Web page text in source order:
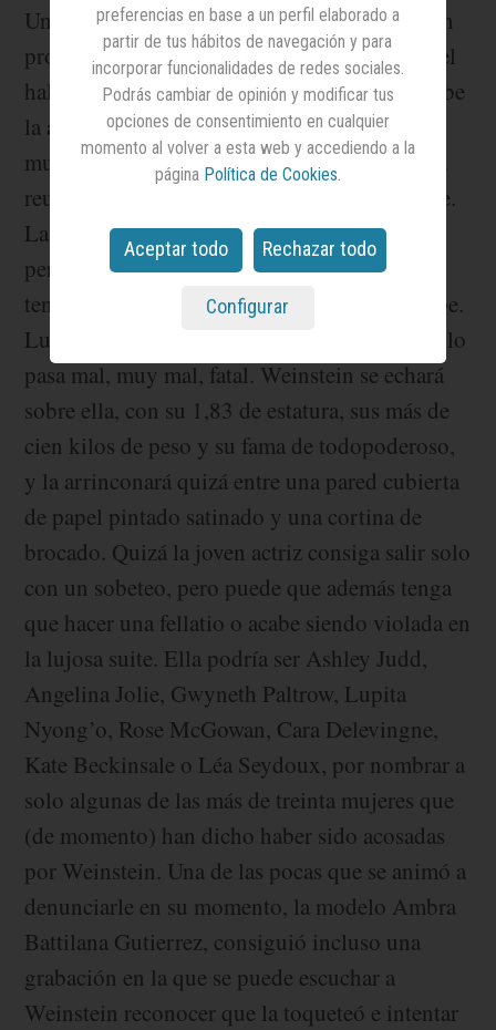
Una mujer famosa, estrella de Hollywood o en
proceso de serlo, camina con paso firme por el
hall de un gran hotel en Los Angeles. La recibe
la asistente del productor más famoso del
mundo, Harvey Weinstein, y le explica que la
reunión tendrá lugar en la lujosa suite del jefe.
La actriz duda, incluso muestra algún reparo,
pero la asistente la anima. “Es lo normal. No
tengas miedo, todas lo hacen”. Y la actriz sube.
Luego, cuando él comienza su acercamiento, lo
pasa mal, muy mal, fatal. Weinstein se echará
sobre ella, con su 1,83 de estatura, sus más de
cien kilos de peso y su fama de todopoderoso,
y la arrinconará quizá entre una pared cubierta
de papel pintado satinado y una cortina de
brocado. Quizá la joven actriz consiga salir solo
con un sobeteo, pero puede que además tenga
que hacer una fellatio o acabe siendo violada en
la lujosa suite. Ella podría ser Ashley Judd,
Angelina Jolie, Gwyneth Paltrow, Lupita
Nyong’o, Rose McGowan, Cara Delevingne,
Kate Beckinsale o Léa Seydoux, por nombrar a
solo algunas de las más de treinta mujeres que
(de momento) han dicho haber sido acosadas
por Weinstein. Una de las pocas que se animó a
denunciarle en su momento, la modelo Ambra
Battilana Gutierrez, consiguió incluso una
grabación en la que se puede escuchar a
Weinstein reconocer que la toqueteó e intentar
preferencias en base a un perfil elaborado a
partir de tus hábitos de navegación y para
incorporar funcionalidades de redes sociales.
Podrás cambiar de opinión y modificar tus
opciones de consentimiento en cualquier
momento al volver a esta web y accediendo a la
página Política de Cookies
Aceptar todo Rechazar todo
Configurar